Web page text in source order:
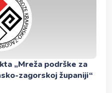
„Mreža podrške za
zagorskoj županiji“